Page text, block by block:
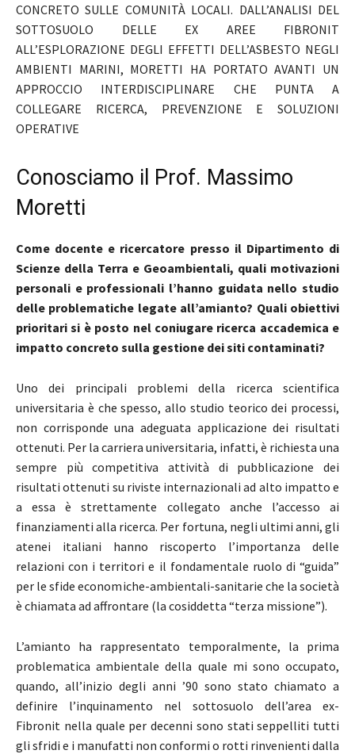
CONCRETO SULLE COMUNITÀ LOCALI. DALL’ANALISI DEL
SOTTOSUOLO DELLE EX AREE FIBRONIT
ALL’ESPLORAZIONE DEGLI EFFETTI DELL’ASBESTO NEGLI
AMBIENTI MARINI, MORETTI HA PORTATO AVANTI UN
APPROCCIO INTERDISCIPLINARE CHE PUNTA A
COLLEGARE RICERCA, PREVENZIONE E SOLUZIONI
OPERATIVE
Conosciamo il Prof. Massimo
Moretti
Come docente e ricercatore presso il Dipartimento di
Scienze della Terra e Geoambientali, quali motivazioni
personali e professionali l’hanno guidata nello studio
delle problematiche legate all’amianto? Quali obiettivi
prioritari si è posto nel coniugare ricerca accademica e
impatto concreto sulla gestione dei siti contaminati?
Uno dei principali problemi della ricerca scientifica
universitaria è che spesso, allo studio teorico dei processi,
non corrisponde una adeguata applicazione dei risultati
ottenuti. Per la carriera universitaria, infatti, è richiesta una
sempre più competitiva attività di pubblicazione dei
risultati ottenuti su riviste internazionali ad alto impatto e
a essa è strettamente collegato anche l’accesso ai
finanziamenti alla ricerca. Per fortuna, negli ultimi anni, gli
atenei italiani hanno riscoperto l’importanza delle
relazioni con i territori e il fondamentale ruolo di “guida”
per le sfide economiche-ambientali-sanitarie che la società
è chiamata ad affrontare (la cosiddetta “terza missione”).
L’amianto ha rappresentato temporalmente, la prima
problematica ambientale della quale mi sono occupato,
quando, all’inizio degli anni ’90 sono stato chiamato a
definire l’inquinamento nel sottosuolo dell’area ex-
Fibronit nella quale per decenni sono stati seppelliti tutti
gli sfridi e i manufatti non conformi o rotti rinvenienti dalla